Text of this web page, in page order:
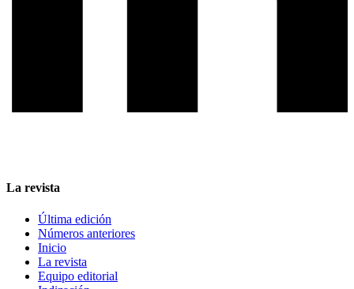
La revista
Última edición
Números anteriores
Inicio
La revista
Equipo editorial